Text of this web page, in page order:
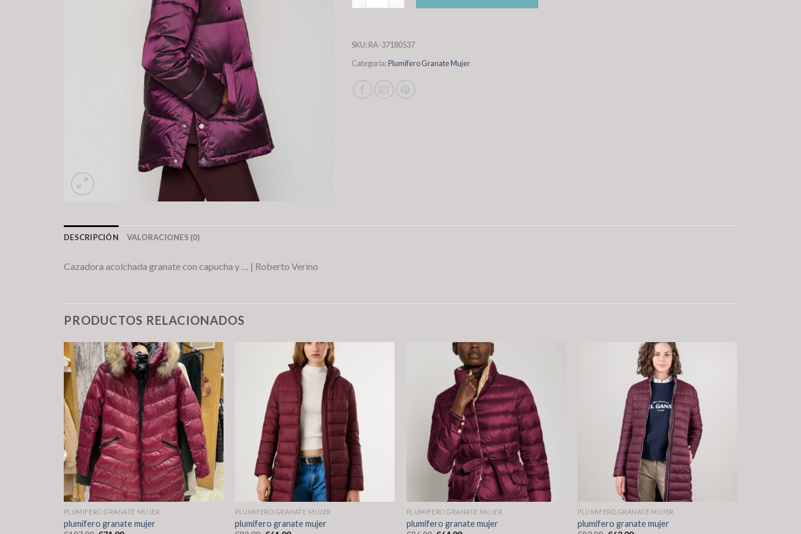
SKU:RA-37180537
Categoría:Plumifero Granate Mujer
DESCRIPCIÓN VALORACIONES (0)
Cazadora acolchada granate con capucha y … | Roberto Verino
PRODUCTOS RELACIONADOS
PLUMIFERO GRANATE MUJER
plumifero granate mujer
PLUMIFERO GRANATE MUJER
plumifero granate mujer
PLUMIFERO GRANATE MUJER
plumifero granate mujer
PLUMIFERO GRANATE MUJER
plumifero granate mujer